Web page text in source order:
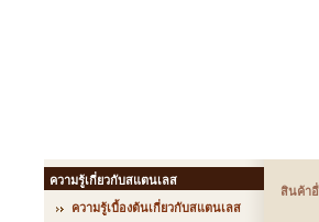
ความรู้เกี่ยวกับสแตนเลส
ความรู้เบื้องต้นเกี่ยวกับสแตนเลส
สินค้า